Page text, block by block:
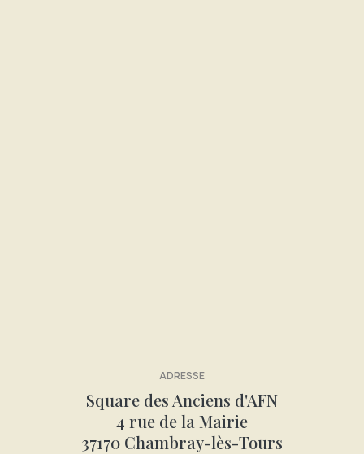
LIRE LA SUITE : 00-ENFANTS
ADRESSE
Square des Anciens d'AFN
4 rue de la Mairie
37170 Chambray-lès-Tours